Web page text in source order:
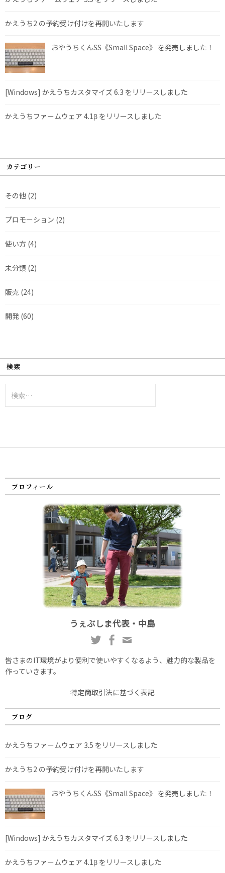
かえうち2 の予約受け付けを再開いたします
おやうちくんSS《Small Space》 を発売しました！
[Windows] かえうちカスタマイズ 6.3 をリリースしました
かえうちファームウェア 4.1β をリリースしました
カテゴリー
その他 (2)
プロモーション (2)
使い方 (4)
未分類 (2)
販売 (24)
開発 (60)
検索
索:
プロフィール
うぇぶしま代表・中島
皆さまのIT環境がより便利で使いやすくなるよう、魅力的な製品を
作っていきます。
特定商取引法に基づく表記
ブログ
かえうちファームウェア 3.5 をリリースしました
かえうち2 の予約受け付けを再開いたします
おやうちくんSS《Small Space》 を発売しました！
[Windows] かえうちカスタマイズ 6.3 をリリースしました
かえうちファームウェア 4.1β をリリースしました